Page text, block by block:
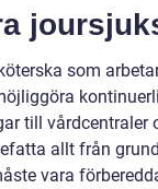
som
till vårdcentraler
allt från
vara